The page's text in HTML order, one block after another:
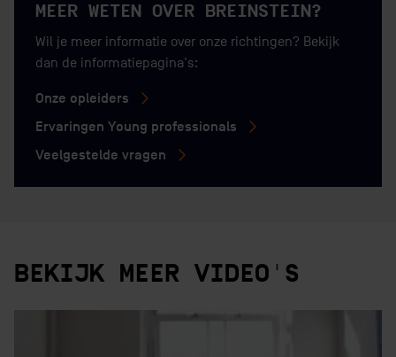
MEER WETEN OVER BREINSTEIN?
Wil je meer informatie over onze richtingen? Bekijk
dan de informatiepagina's:
Onze opleiders
Ervaringen Young professionals
Veelgestelde vragen
BEKIJK MEER VIDEO'S